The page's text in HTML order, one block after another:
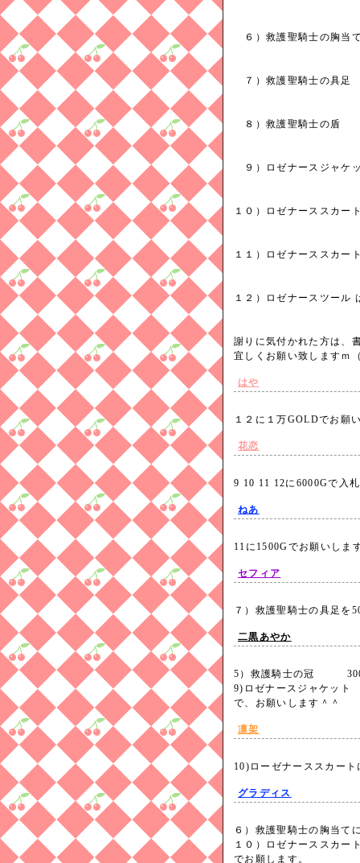
６）救護聖騎士の胸
７）救護聖騎士の
８）救護聖騎
９）ロゼナースジ
１０）ロゼナーススカ
１１）ロゼナーススカ
１２）ロゼナースツー
謝りに気付かれた方は、
宜しくお願い致します
はや
１２に１万GOLDでお
花恋
9 10 11 12に6000Gで入
ねあ
11に1500Gでお願いし
セフィア
７）救護聖騎士の具足
二黒あやか
5）救護騎士の冠
9)ロゼナースジャケッ
で、お願いします＾＾
凛架
10)ローゼナーススカー
グラディス
６）救護聖騎士の胸当て
１０）ロゼナーススカー
でお願します。